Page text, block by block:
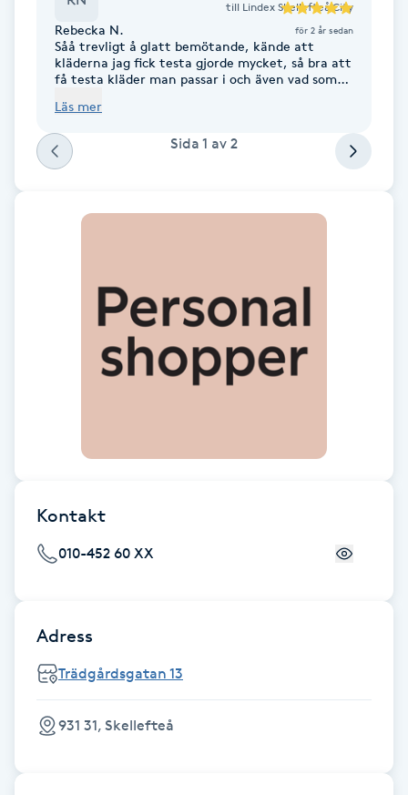
Damklippning
Extensions borttagning
Face framing
Faceliftmassage
Fettreducering
Fibromassage
Fillers
till Lindex Skellefteå City
Rebecka N. för 2 år sedan
Såå trevligt å glatt bemötande, kände att
kläderna jag fick testa gjorde mycket, så bra att
få testa kläder man passar i och även vad som
Läs mer
Sida 1 av 2
Kontakt
010-452 60 XX
Adress
Trädgårdsgatan 13
931 31, Skellefteå